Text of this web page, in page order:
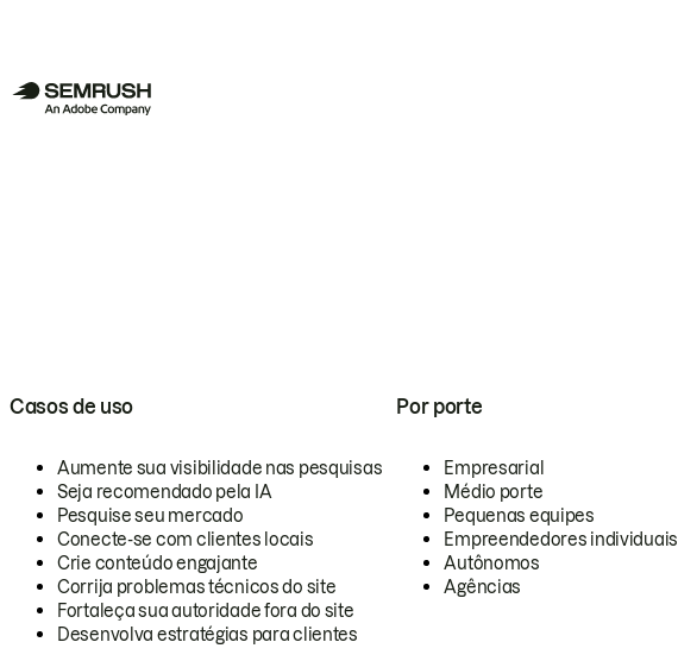
Casos de uso
Aumente sua visibilidade nas pesquisas
Seja recomendado pela IA
Pesquise seu mercado
Conecte-se com clientes locais
Crie conteúdo engajante
Corrija problemas técnicos do site
Fortaleça sua autoridade fora do site
Desenvolva estratégias para clientes
Por porte
Empresarial
Médio porte
Pequenas equipes
Empreendedores individuais
Autônomos
Agências